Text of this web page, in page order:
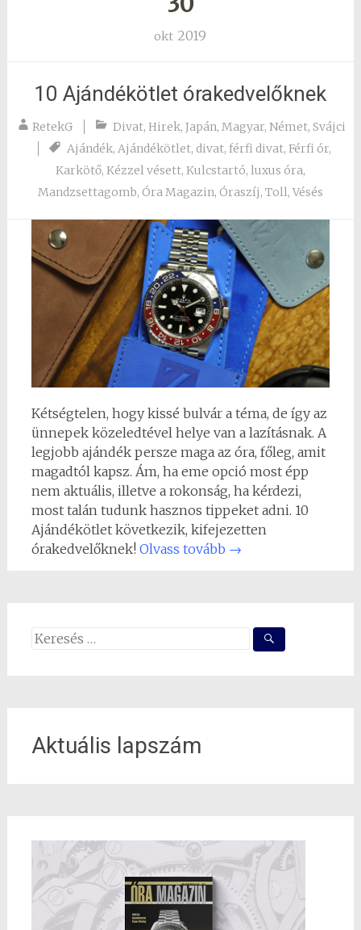
okt 2019
10 Ajándékötlet órakedvelőknek
RetekG Divat,Hirek,Japán,Magyar, Német,Svájci
Ajándék, Ajándékötlet, divat, férfi divat, Férfi ór,
Karkötő, Kézzel vésett, Kulcstartó, luxus óra,
Mandzsettagomb, Óra Magazin, Óraszíj, Toll, Vésés
Kétségtelen, hogy kissé bulvár a téma, de így az
ünnepek közeledtével helye van a lazításnak. A
legjobb ajándék persze maga az óra, főleg, amit
magadtól kapsz. Ám, ha eme opció most épp
nem aktuális, illetve a rokonság, ha kérdezi,
most talán tudunk hasznos tippeket adni. 10
Ajándékötlet következik, kifejezetten
órakedvelőknek! Olvass tovább →
Search
Aktuális lapszám